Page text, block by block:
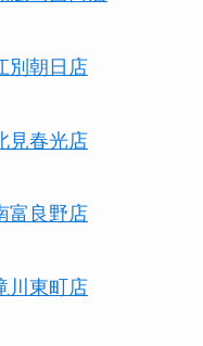
別朝日店
見春光店
富良野店
川東町店